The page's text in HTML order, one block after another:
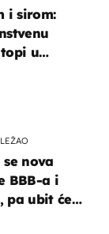
nova
BBB-a i
pa ubit će
i sirom:
u